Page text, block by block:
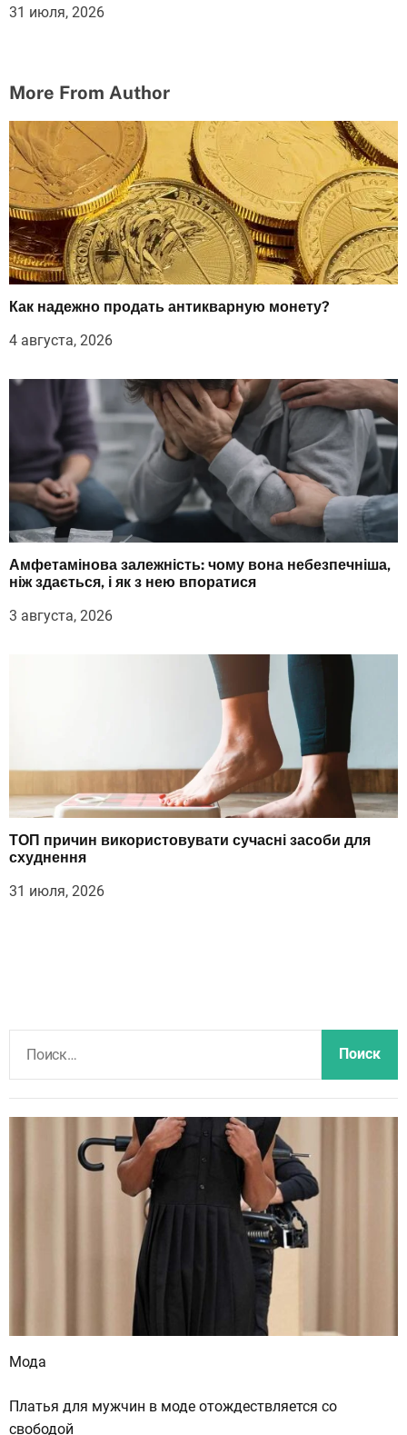
31 июля, 2026
More From Author
Как надежно продать антикварную монету?
4 августа, 2026
Амфетамінова залежність: чому вона небезпечніша,
ніж здається, і як з нею впоратися
3 августа, 2026
ТОП причин використовувати сучасні засоби для
схуднення
31 июля, 2026
й
Мода
Платья для мужчин в моде отождествляется со
свободой